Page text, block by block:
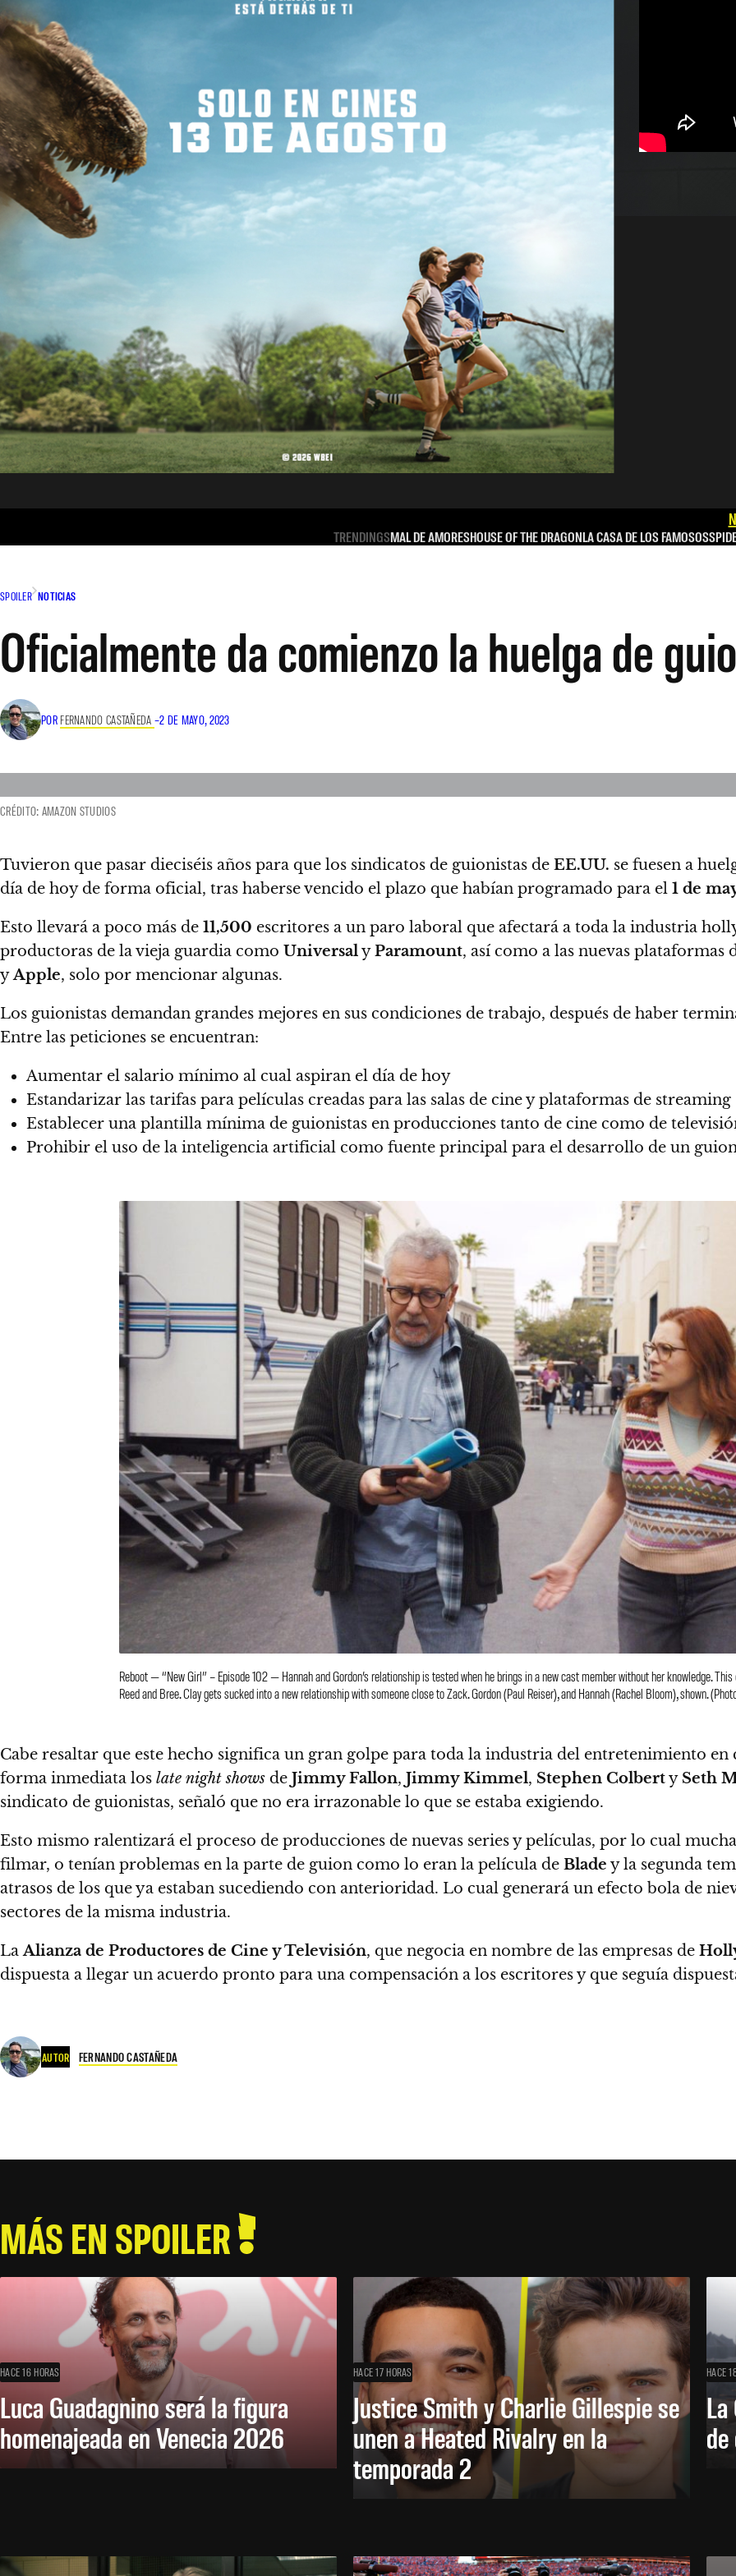
TRENDINGSMAL DE AMORESHOUSE OF THE DRAGONLA CASA DE LOS FAMOSOS
SPOILER NOTICIAS
Oficialmente da comienzo la huelga de
POR FERNANDO CASTAÑEDA –2 DE MAYO, 2023
CRÉDITO: AMAZON STUDIOS
Tuvieron que pasar dieciséis años para que los sindicatos de guionistas de EE.UU. se fuesen a
día de hoy de forma oficial, tras haberse vencido el plazo que habían programado para el 1 de
Esto llevará a poco más de 11,500 escritores a un paro laboral que afectará a toda la industria
productoras de la vieja guardia como UniversalyParamount, así como a las nuevas
yApple, solo por mencionar algunas.
Los guionistas demandan grandes mejores en sus condiciones de trabajo, después de haber
Entre las peticiones se encuentran:
Aumentar el salario mínimo al cual aspiran el día de hoy
Estandarizar las tarifas para películas creadas para las salas de cine y plataformas de streaming
Establecer una plantilla mínima de guionistas en producciones tanto de cine como de
Prohibir el uso de la inteligencia artificial como fuente principal para el desarrollo de un
Reboot — “New Girl” – Episode 102 — Hannah and Gordon’s relationship is tested when he brings in a new cast member without her knowledge.
Reed and Bree. Clay gets sucked into a new relationship with someone close to Zack. Gordon (Paul Reiser), and Hannah (Rachel Bloom), shown.
Cabe resaltar que este hecho significa un gran golpe para toda la industria del entretenimiento en
forma inmediata los late night shows de Jimmy Fallon, Jimmy Kimmel, Stephen Colberty Seth
sindicato de guionistas, señaló que no era irrazonable lo que se estaba exigiendo.
Esto mismo ralentizará el proceso de producciones de nuevas series y películas, por lo cual
filmar, o tenían problemas en la parte de guion como lo eran la película de Blade y la segunda
atrasos de los que ya estaban sucediendo con anterioridad. Lo cual generará un efecto bola de
sectores de la misma industria.
LaAlianza de Productores de Cine y Televisión, que negocia en nombre de las empresas de
dispuesta a llegar un acuerdo pronto para una compensación a los escritores y que seguía
AUTOR FERNANDO CASTAÑEDA
MÁS EN SPOILER
HACE 16 HORAS
Luca Guadagnino será la figura
homenajeada en Venecia 2026
HACE 17 HORAS
Justice Smith y Charlie Gillespie se
unen a Heated Rivalry en la
temporada 2
HACE